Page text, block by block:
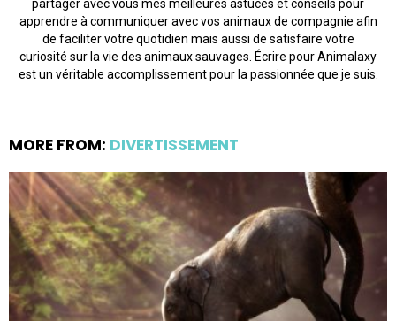
partager avec vous mes meilleures astuces et conseils pour
apprendre à communiquer avec vos animaux de compagnie afin
de faciliter votre quotidien mais aussi de satisfaire votre
curiosité sur la vie des animaux sauvages. Écrire pour Animalaxy
est un véritable accomplissement pour la passionnée que je suis.
MORE FROM: DIVERTISSEMENT